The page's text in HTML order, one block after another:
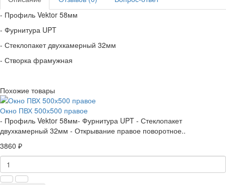
- Профиль Vektor 58мм
- Фурнитура UPT
- Стеклопакет двухкамерный 32мм
- Створка фрамужная
Похожие товары
Окно ПВХ 500х500 правое
- Профиль Vektor 58мм- Фурнитура UPT - Стеклопакет
двухкамерный 32мм - Открывание правое поворотное..
3860 ₽